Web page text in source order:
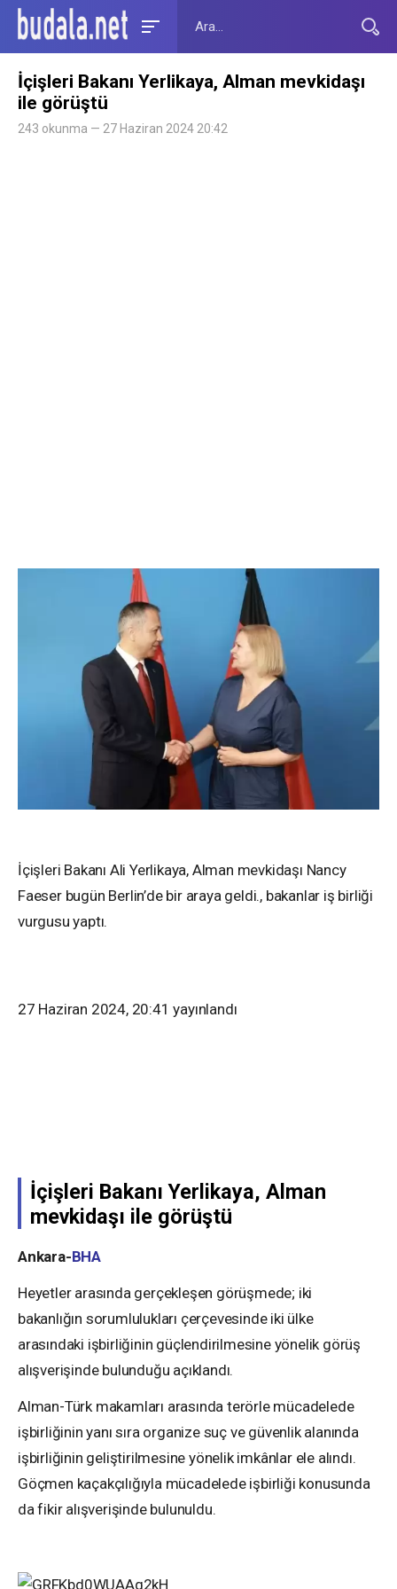
İçişleri Bakanı Yerlikaya, Alman mevkidaşı
ile görüştü
243 okunma — 27 Haziran 2024 20:42
İçişleri Bakanı Ali Yerlikaya, Alman mevkidaşı Nancy
Faeser bugün Berlin’de bir araya geldi., bakanlar iş birliği
vurgusu yaptı.
27 Haziran 2024, 20:41 yayınlandı
İçişleri Bakanı Yerlikaya, Alman
mevkidaşı ile görüştü
Ankara-BHA
Heyetler arasında gerçekleşen görüşmede; iki
bakanlığın sorumlulukları çerçevesinde iki ülke
arasındaki işbirliğinin güçlendirilmesine yönelik görüş
alışverişinde bulunduğu açıklandı.
Alman-Türk makamları arasında terörle mücadelede
işbirliğinin yanı sıra organize suç ve güvenlik alanında
işbirliğinin geliştirilmesine yönelik imkânlar ele alındı.
Göçmen kaçakçılığıyla mücadelede işbirliği konusunda
da fikir alışverişinde bulunuldu.